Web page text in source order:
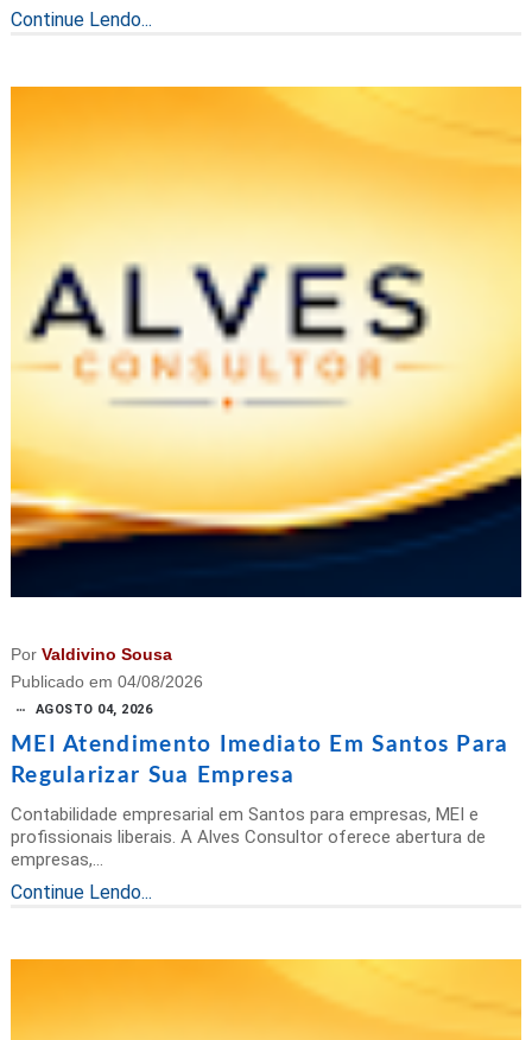
Continue Lendo...
Por Valdivino Sousa
Publicado em 04/08/2026
AGOSTO 04, 2026
MEI Atendimento Imediato Em Santos Para
Regularizar Sua Empresa
Contabilidade empresarial em Santos para empresas, MEI e
profissionais liberais. A Alves Consultor oferece abertura de
empresas,...
Continue Lendo...